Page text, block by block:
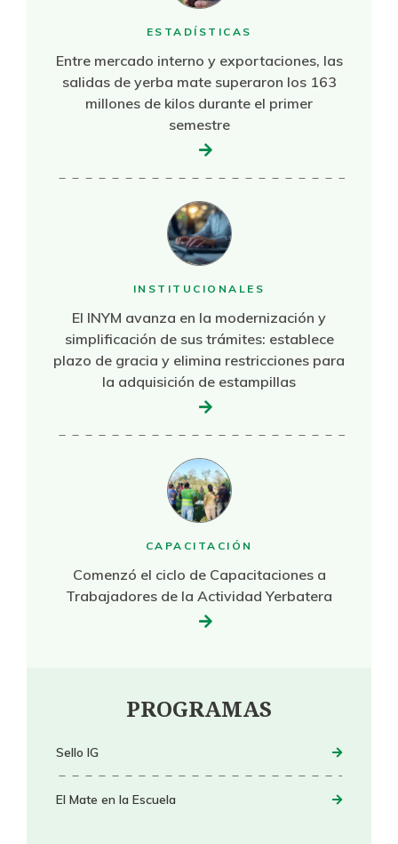
ESTADÍSTICAS
Entre mercado interno y exportaciones, las
salidas de yerba mate superaron los 163
millones de kilos durante el primer
semestre
INSTITUCIONALES
El INYM avanza en la modernización y
simplificación de sus trámites: establece
plazo de gracia y elimina restricciones para
la adquisición de estampillas
CAPACITACIÓN
Comenzó el ciclo de Capacitaciones a
Trabajadores de la Actividad Yerbatera
PROGRAMAS
Sello IG
El Mate en la Escuela